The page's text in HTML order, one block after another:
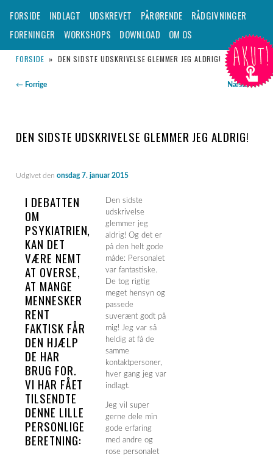
AKUT!
Udskrevet.dk
Hovedmenu
Fortsæt
FORSIDE INDLAGT UDSKREVET PÅRØRENDE
RÅDGIVNINGER
FORENINGER
WORKSHOPS DOWNLOAD OM OS
FORSIDE » DEN SIDSTE UDSKRIVELSE GLEMMER JEG ALDRIG!
Indlægsnavigation
← Forrige Næste→
DEN SIDSTE UDSKRIVELSE GLEMMER JEG ALDRIG!
Udgivet den onsdag 7. januar 2015
I DEBATTEN
OM
PSYKIATRIEN,
KAN DET
VÆRE NEMT
AT OVERSE,
AT MANGE
MENNESKER
RENT
FAKTISK FÅR
DEN HJÆLP
DE HAR
BRUG FOR.
VI HAR FÅET
TILSENDTE
DENNE LILLE
PERSONLIGE
BERETNING:
Den sidste
udskrivelse
glemmer jeg
aldrig! Og det er
på den helt gode
måde: Personalet
var fantastiske.
De tog rigtig
meget hensyn og
passede
suverænt godt på
mig! Jeg var så
heldig at få de
samme
kontaktpersoner,
hver gang jeg var
indlagt.
Jeg vil super
gerne dele min
gode erfaring
med andre og
rose personalet